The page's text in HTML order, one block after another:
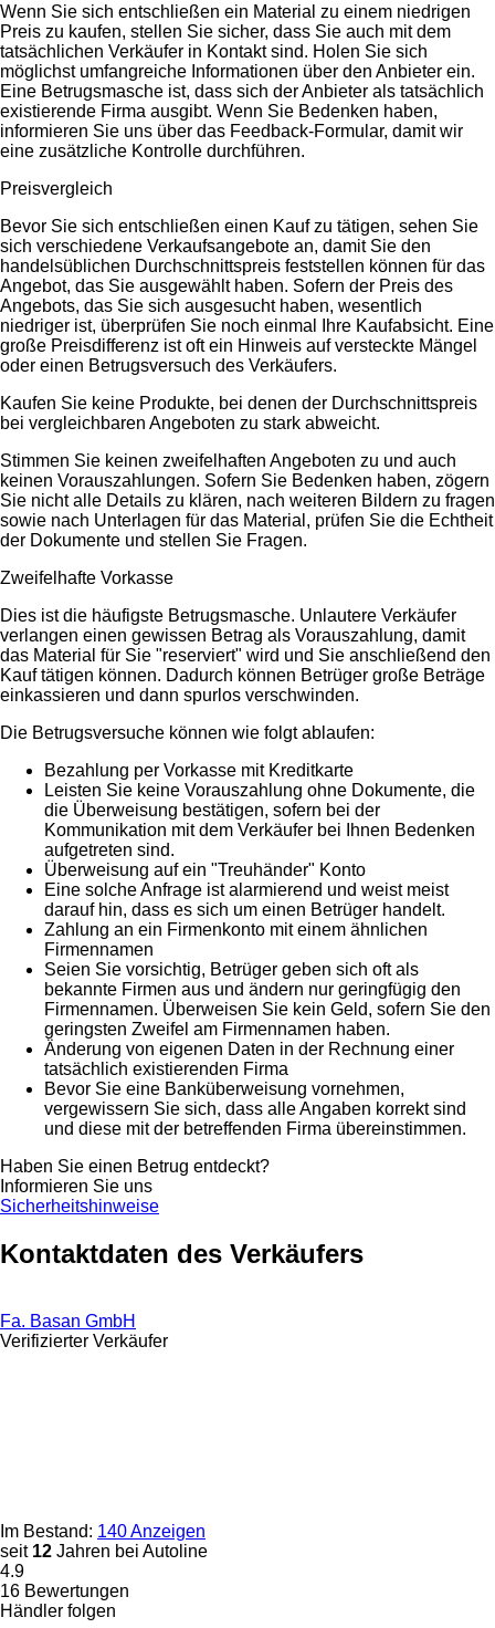
Wenn Sie sich entschließen ein Material zu einem niedrigen
Preis zu kaufen, stellen Sie sicher, dass Sie auch mit dem
tatsächlichen Verkäufer in Kontakt sind. Holen Sie sich
möglichst umfangreiche Informationen über den Anbieter ein.
Eine Betrugsmasche ist, dass sich der Anbieter als tatsächlich
existierende Firma ausgibt. Wenn Sie Bedenken haben,
informieren Sie uns über das Feedback-Formular, damit wir
eine zusätzliche Kontrolle durchführen.
Preisvergleich
Bevor Sie sich entschließen einen Kauf zu tätigen, sehen Sie
sich verschiedene Verkaufsangebote an, damit Sie den
handelsüblichen Durchschnittspreis feststellen können für das
Angebot, das Sie ausgewählt haben. Sofern der Preis des
Angebots, das Sie sich ausgesucht haben, wesentlich
niedriger ist, überprüfen Sie noch einmal Ihre Kaufabsicht. Eine
große Preisdifferenz ist oft ein Hinweis auf versteckte Mängel
oder einen Betrugsversuch des Verkäufers.
Kaufen Sie keine Produkte, bei denen der Durchschnittspreis
bei vergleichbaren Angeboten zu stark abweicht.
Stimmen Sie keinen zweifelhaften Angeboten zu und auch
keinen Vorauszahlungen. Sofern Sie Bedenken haben, zögern
Sie nicht alle Details zu klären, nach weiteren Bildern zu fragen
sowie nach Unterlagen für das Material, prüfen Sie die Echtheit
der Dokumente und stellen Sie Fragen.
Zweifelhafte Vorkasse
Dies ist die häufigste Betrugsmasche. Unlautere Verkäufer
verlangen einen gewissen Betrag als Vorauszahlung, damit
das Material für Sie "reserviert" wird und Sie anschließend den
Kauf tätigen können. Dadurch können Betrüger große Beträge
einkassieren und dann spurlos verschwinden.
Die Betrugsversuche können wie folgt ablaufen:
Bezahlung per Vorkasse mit Kreditkarte
Leisten Sie keine Vorauszahlung ohne Dokumente, die
die Überweisung bestätigen, sofern bei der
Kommunikation mit dem Verkäufer bei Ihnen Bedenken
aufgetreten sind.
Überweisung auf ein "Treuhänder" Konto
Eine solche Anfrage ist alarmierend und weist meist
darauf hin, dass es sich um einen Betrüger handelt.
Zahlung an ein Firmenkonto mit einem ähnlichen
Firmennamen
Seien Sie vorsichtig, Betrüger geben sich oft als
bekannte Firmen aus und ändern nur geringfügig den
Firmennamen. Überweisen Sie kein Geld, sofern Sie den
geringsten Zweifel am Firmennamen haben.
Änderung von eigenen Daten in der Rechnung einer
tatsächlich existierenden Firma
Bevor Sie eine Banküberweisung vornehmen,
vergewissern Sie sich, dass alle Angaben korrekt sind
und diese mit der betreffenden Firma übereinstimmen.
Haben Sie einen Betrug entdeckt?
Informieren Sie uns
Sicherheitshinweise
Kontaktdaten des Verkäufers
Fa. Basan GmbH
Verifizierter Verkäufer
Im Bestand: 140 Anzeigen
seit 12 Jahren bei Autoline
4.9
16 Bewertungen
Händler folgen